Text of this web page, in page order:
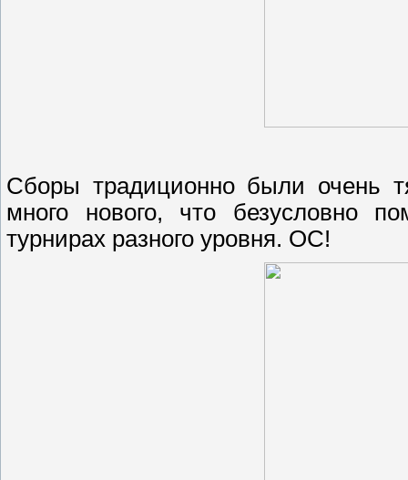
Сборы традиционно были очень
много нового, что безусловно
турнирах разного уровня. ОС!